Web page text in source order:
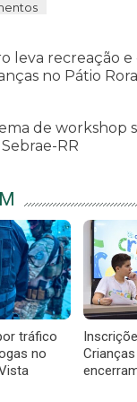
leva recreação
no Pátio
de workshop
RR
tráfico
no